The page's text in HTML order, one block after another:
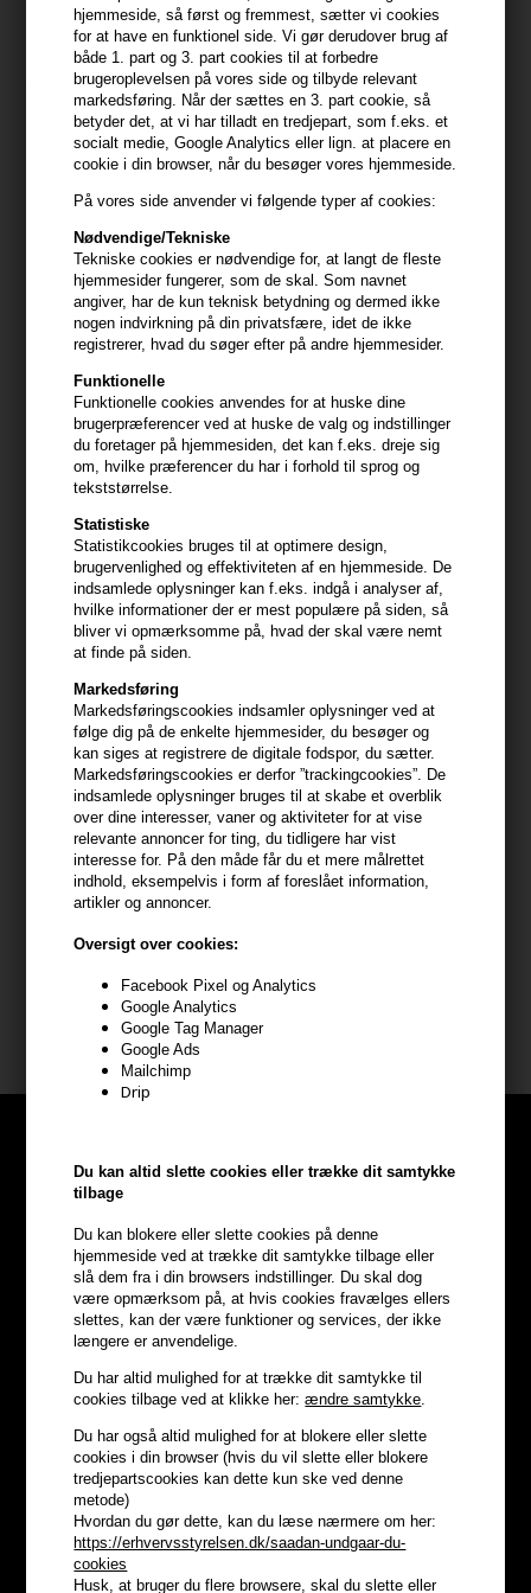
hjemmeside, så først og fremmest, sætter vi cookies
for at have en funktionel side. Vi gør derudover brug af
både 1. part og 3. part cookies til at forbedre
brugeroplevelsen på vores side og tilbyde relevant
markedsføring. Når der sættes en 3. part cookie, så
betyder det, at vi har tilladt en tredjepart, som f.eks. et
socialt medie, Google Analytics eller lign. at placere en
cookie i din browser, når du besøger vores hjemmeside.
På vores side anvender vi følgende typer af cookies:
Nødvendige/Tekniske
Tekniske cookies er nødvendige for, at langt de fleste
hjemmesider fungerer, som de skal. Som navnet
angiver, har de kun teknisk betydning og dermed ikke
nogen indvirkning på din privatsfære, idet de ikke
registrerer, hvad du søger efter på andre hjemmesider.
Funktionelle
Funktionelle cookies anvendes for at huske dine
brugerpræferencer ved at huske de valg og indstillinger
du foretager på hjemmesiden, det kan f.eks. dreje sig
om, hvilke præferencer du har i forhold til sprog og
tekststørrelse.
Statistiske
Statistikcookies bruges til at optimere design,
brugervenlighed og effektiviteten af en hjemmeside. De
indsamlede oplysninger kan f.eks. indgå i analyser af,
hvilke informationer der er mest populære på siden, så
bliver vi opmærksomme på, hvad der skal være nemt
at finde på siden.
Markedsføring
Markedsføringscookies indsamler oplysninger ved at
følge dig på de enkelte hjemmesider, du besøger og
kan siges at registrere de digitale fodspor, du sætter.
Markedsføringscookies er derfor ”trackingcookies”. De
indsamlede oplysninger bruges til at skabe et overblik
over dine interesser, vaner og aktiviteter for at vise
relevante annoncer for ting, du tidligere har vist
interesse for. På den måde får du et mere målrettet
indhold, eksempelvis i form af foreslået information,
artikler og annoncer.
Oversigt over cookies:
Facebook Pixel og Analytics
Google Analytics
Google Tag Manager
Google Ads
Mailchimp
Drip
Du kan altid slette cookies eller trække dit samtykke
tilbage
Du kan blokere eller slette cookies på denne
hjemmeside ved at trække dit samtykke tilbage eller
slå dem fra i din browsers indstillinger. Du skal dog
være opmærksom på, at hvis cookies fravælges ellers
slettes, kan der være funktioner og services, der ikke
længere er anvendelige.
Du har altid mulighed for at trække dit samtykke til
cookies tilbage ved at klikke her:ændre samtykke
Du har også altid mulighed for at blokere eller slette
cookies i din browser (hvis du vil slette eller blokere
tredjepartscookies kan dette kun ske ved denne
metode)
Hvordan du gør dette, kan du læse nærmere om her:
https://erhvervsstyrelsen.dk/saadan-undgaar-du-
cookies
Husk, at bruger du flere browsere, skal du slette eller
Kérastase er et brand, der har stået i spidsen for
luksushårpleje siden dets grundlæggelse i Paris i 1964. Dets
historie er fyldt med innovation og passion for at forvandle
hårpleje til en finere kunstart. Gennem årtier har Kérastase
udviklet banebrydende produkter ved at kombinere den
nyeste teknologi med de fineste ingredienser for at opnå
ubestridelige resultater. Mærket er kendt for sin dybe
forståelse af kvinders behov og ønsker, når det kommer til
hårpleje, hvilket har gjort det til et foretrukket valg i saloner
over hele verden.
Produkterne i Kérastase Première serien er ingen
undtagelse. Denne linje er skabt til at tilbyde en eksklusiv
oplevelse, der kombinerer luksus med banebrydende
forskellige hårtyper og -tilstande. Fra nærende shampooer
og conditioners til revolutionerende hårserummer og
behandlinger, er hver eneste produkt designet med omhu
og præcision for at sikre, at brugeren opnår det smukkeste
og sundeste hår.
Kérastase forstår vigtigheden af personlig hårpleje og
tilbyder derfor løsninger, der er skræddersyet til
individuelle behov. Uanset om du kæmper med tørt,
beskadiget hår, mangler volumen, eller ønsker at forbedre
din hårtekstur, kan Kérastase Première serien tilbyde
produkter, der effektivt adresserer disse udfordringer.
Produkterne er beriget med unikke aktive ingredienser, der
arbejder dybt inde i hårets fibre for at reparere, beskytte og
forstærke hårstråene fra rod til spids.
Ved at vælge Kérastase Première til din hårplejerutine,
investerer du ikke kun i høj kvalitet og effektivitet, men også
i en arv af innovation og fransk elegance, der har formet
hårplejeindustrien. Oplev forskellen med Kérastase og
forvandle din daglige hårpleje til en luksuriøs ritual, der
Optjen5% bonuskroner
hele din ordre
Bliv helt gratis en del af vores kundeklub og optjen rabatter når du
handler